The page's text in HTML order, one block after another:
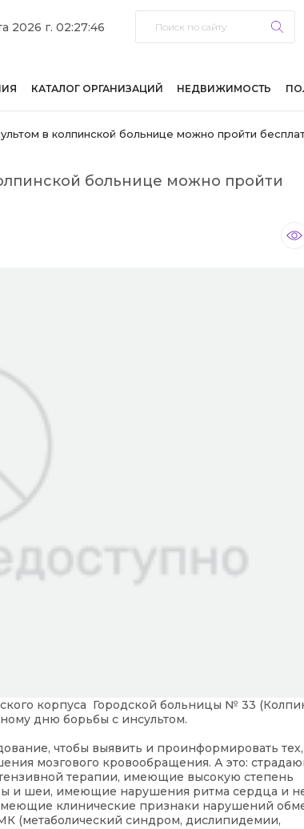
2026 г. 02:27:46
КАТАЛОГ ОРГАНИЗАЦИЙ НЕДВИЖИМОСТЬ
в колпинской больнице можно пройти
больнице можно пройти
корпуса Городской больницы № 33
дню борьбы с инсультом.
чтобы выявить и проинформировать тех,
мозгового кровообращения. А это:
терапии, имеющие высокую степень
и шеи, имеющие нарушения ритма сердца и
клинические признаки нарушений
(метаболический синдром, дислипидемии,